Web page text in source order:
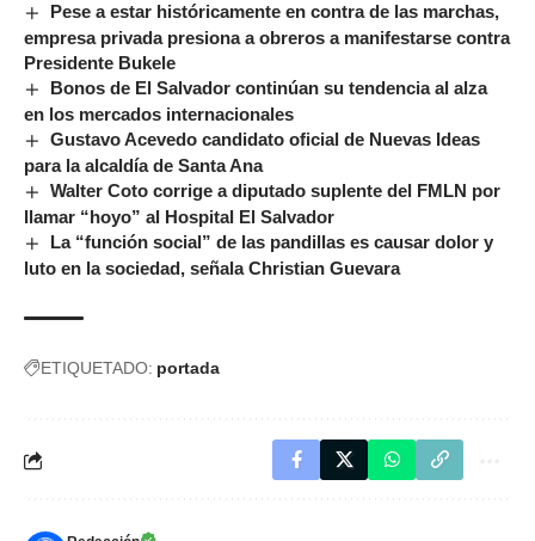
Pese a estar históricamente en contra de las marchas,
empresa privada presiona a obreros a manifestarse contra
Presidente Bukele
Bonos de El Salvador continúan su tendencia al alza
en los mercados internacionales
Gustavo Acevedo candidato oficial de Nuevas Ideas
para la alcaldía de Santa Ana
Walter Coto corrige a diputado suplente del FMLN por
llamar “hoyo” al Hospital El Salvador
La “función social” de las pandillas es causar dolor y
luto en la sociedad, señala Christian Guevara
ETIQUETADO: portada